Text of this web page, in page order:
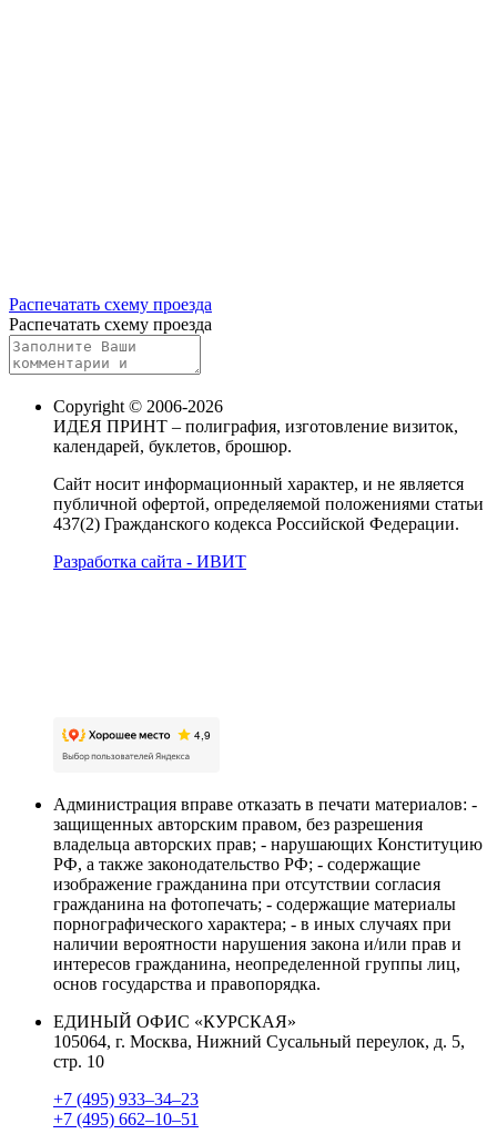
Распечатать схему проезда
Распечатать схему проезда
Copyright © 2006-2026
ИДЕЯ ПРИНТ – полиграфия, изготовление визиток,
календарей, буклетов, брошюр.
Сайт носит информационный характер, и не является
публичной офертой, определяемой положениями статьи
437(2) Гражданского кодекса Российской Федерации.
Разработка сайта - ИВИТ
Администрация вправе отказать в печати материалов: -
защищенных авторским правом, без разрешения
владельца авторских прав; - нарушающих Конституцию
РФ, а также законодательство РФ; - содержащие
изображение гражданина при отсутствии согласия
гражданина на фотопечать; - содержащие материалы
порнографического характера; - в иных случаях при
наличии вероятности нарушения закона и/или прав и
интересов гражданина, неопределенной группы лиц,
основ государства и правопорядка.
ЕДИНЫЙ ОФИС «КУРСКАЯ»
105064, г. Москва, Нижний Сусальный переулок, д. 5,
стр. 10
+7 (495) 933–34–23
+7 (495) 662–10–51